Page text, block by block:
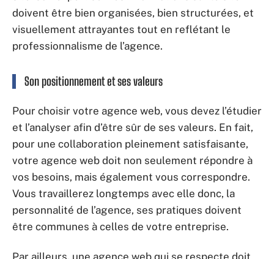
doivent être bien organisées, bien structurées, et
visuellement attrayantes tout en reflétant le
professionnalisme de l’agence.
Son positionnement et ses valeurs
Pour choisir votre agence web, vous devez l’étudier
et l’analyser afin d’être sûr de ses valeurs. En fait,
pour une collaboration pleinement satisfaisante,
votre agence web doit non seulement répondre à
vos besoins, mais également vous correspondre.
Vous travaillerez longtemps avec elle donc, la
personnalité de l’agence, ses pratiques doivent
être communes à celles de votre entreprise.
Par ailleurs, une agence web qui se respecte doit